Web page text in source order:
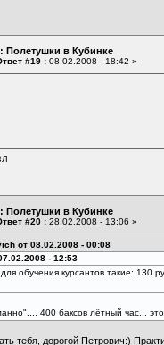
Полетушки в Кубинке
#19 : 08.02.2008 - 18:42 »
Полетушки в Кубинке
#20 : 28.02.2008 - 13:06 »
от 08.02.2008 - 00:08
- 12:53
обучения курсантов такие: 130
400 баксов лётный час...
тебя, дорогой Петрович:)